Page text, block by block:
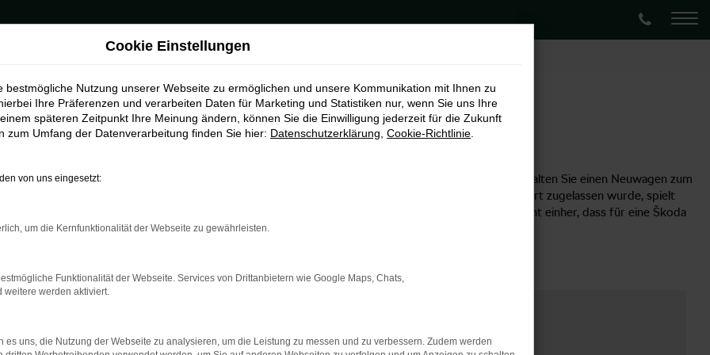
für Koblenz
in Koblenz
Fabia Tageszulassung nachgedacht? Wir können Ihnen diese Möglichkeit empfehlen, denn so erhalten Sie einen Neuwagen zum
Ob eine Škoda Fabia Tageszulassung für einen Tag in Koblenz oder an einem anderen Ort zugelassen wurde, spielt
Eintrags in den Fahrzeugpapieren formal um einen Gebrauchtwagen handelt. Damit geht einher, dass für eine Škoda
des Automobilherstellers gelten und wir Ihnen einen besonders attraktiven Preis unterbreiten.
Network Error
ist ein Fehler aufgetreten.
Cookie Einstellungen
bestmögliche Nutzung unserer Webseite zu ermöglichen und unsere Kommunikation mit Ihnen zu
Ihre Präferenzen und verarbeiten Daten für Marketing und Statistiken nur, wenn Sie uns Ihre
späteren Zeitpunkt Ihre Meinung ändern, können Sie die Einwilligung jederzeit für die Zukunft
zum Umfang der Datenverarbeitung finden Sie hier: Datenschutzerklärung Cookie-Richtlinie
von uns eingesetzt:
um die Kernfunktionalität der Webseite zu gewährleisten.
Funktionalität der Webseite. Services von Drittanbietern wie Google Maps, Chats,
weitere werden aktiviert.
es uns, die Nutzung der Webseite zu analysieren, um die Leistung zu messen und zu verbessern. Zudem werden